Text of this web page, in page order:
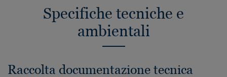
Specifiche tecniche e
ambientali
Raccolta documentazione tecnica